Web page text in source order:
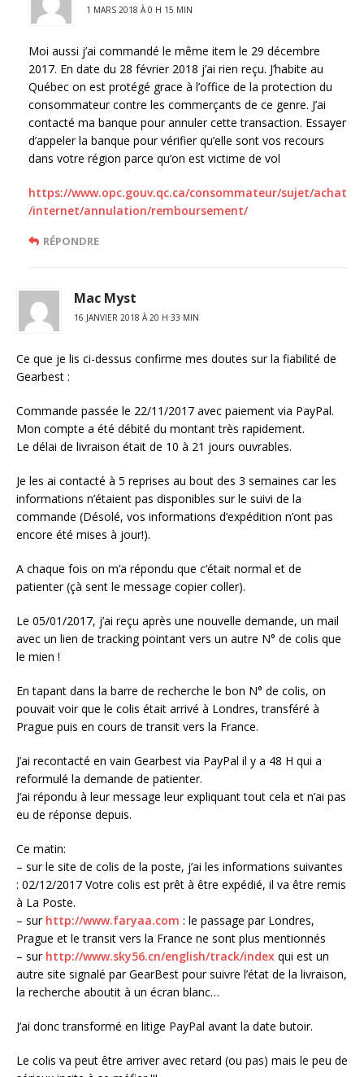
1 MARS 2018 À 0 H 15 MIN
Moi aussi j’ai commandé le même item le 29 décembre
2017. En date du 28 février 2018 j’ai rien reçu. J’habite au
Québec on est protégé grace à l’office de la protection du
consommateur contre les commerçants de ce genre. J’ai
contacté ma banque pour annuler cette transaction. Essayer
d’appeler la banque pour vérifier qu’elle sont vos recours
dans votre région parce qu’on est victime de vol
https://www.opc.gouv.qc.ca/consommateur/sujet/achat
/internet/annulation/remboursement/
RÉPONDRE
Mac Myst
16 JANVIER 2018 À 20 H 33 MIN
Ce que je lis ci-dessus confirme mes doutes sur la fiabilité de
Gearbest :
Commande passée le 22/11/2017 avec paiement via PayPal.
Mon compte a été débité du montant très rapidement.
Le délai de livraison était de 10 à 21 jours ouvrables.
Je les ai contacté à 5 reprises au bout des 3 semaines car les
informations n’étaient pas disponibles sur le suivi de la
commande (Désolé, vos informations d’expédition n’ont pas
encore été mises à jour!).
A chaque fois on m’a répondu que c’était normal et de
patienter (çà sent le message copier coller).
Le 05/01/2017, j’ai reçu après une nouvelle demande, un mail
avec un lien de tracking pointant vers un autre N° de colis que
le mien !
En tapant dans la barre de recherche le bon N° de colis, on
pouvait voir que le colis était arrivé à Londres, transféré à
Prague puis en cours de transit vers la France.
J’ai recontacté en vain Gearbest via PayPal il y a 48 H qui a
reformulé la demande de patienter.
J’ai répondu à leur message leur expliquant tout cela et n’ai pas
eu de réponse depuis.
Ce matin:
– sur le site de colis de la poste, j’ai les informations suivantes
: 02/12/2017 Votre colis est prêt à être expédié, il va être remis
à La Poste.
– sur http://www.faryaa.com : le passage par Londres,
Prague et le transit vers la France ne sont plus mentionnés
– sur http://www.sky56.cn/english/track/index qui est un
autre site signalé par GearBest pour suivre l’état de la livraison,
la recherche aboutit à un écran blanc…
J’ai donc transformé en litige PayPal avant la date butoir.
Le colis va peut être arriver avec retard (ou pas) mais le peu de